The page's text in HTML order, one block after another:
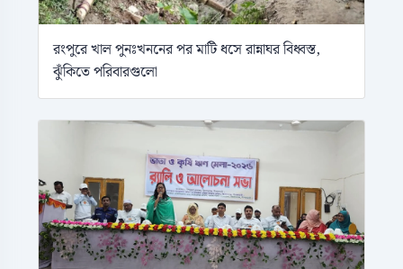
রংপুরে খাল পুনঃখননের পর মাটি ধসে রান্নাঘর বিধ্বস্ত,
ঝুঁকিতে পরিবারগুলো